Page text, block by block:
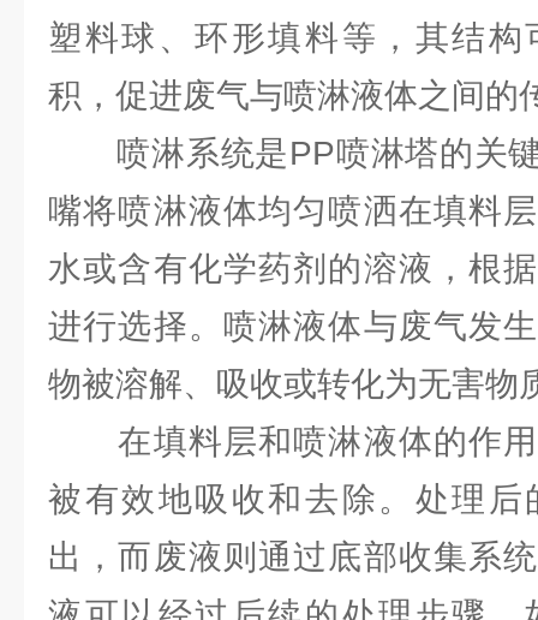
塑料球、环形填料等，其结
积，促进废气与喷淋液体之间的
喷淋系统是PP喷淋塔的关键
嘴将喷淋液体均匀喷洒在填料
水或含有化学药剂的溶液，根
进行选择。喷淋液体与废气发
物被溶解、吸收或转化为无害物
在填料层和喷淋液体的作用
被有效地吸收和去除。处理后
出，而废液则通过底部收集系